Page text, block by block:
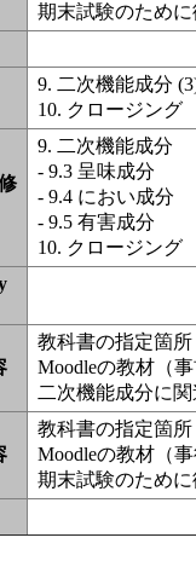
期末試験のため
9. 二次機能成分
10. クロージング
9. 二次機能成分
- 9.3 呈味成分
- 9.4 におい成分
- 9.5 有害成分
10. クロージング
教科書の指定箇
Moodleの教材（
二次機能成分に
教科書の指定箇
Moodleの教材（
期末試験のため